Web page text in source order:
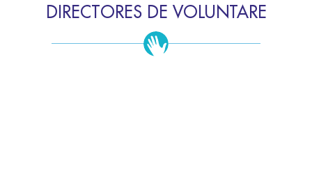
DIRECTORES DE VOLUNTARE